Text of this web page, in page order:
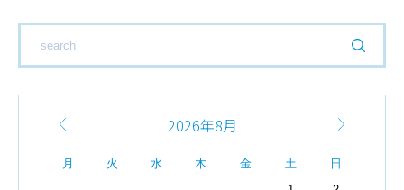
2026年8月
月 火 水 木 金 土
日